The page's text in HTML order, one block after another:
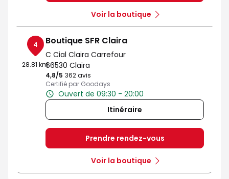
Voir la boutique
4
28.81 km
Boutique SFR Claira
C Cial Claira Carrefour
66530 Claira
4,8/5 Note de 4.8 sur 5
362 avis
Certifié par Goodays
Ouvert de 09:30 - 20:00
Itinéraire
Prendre rendez-vous
Voir la boutique